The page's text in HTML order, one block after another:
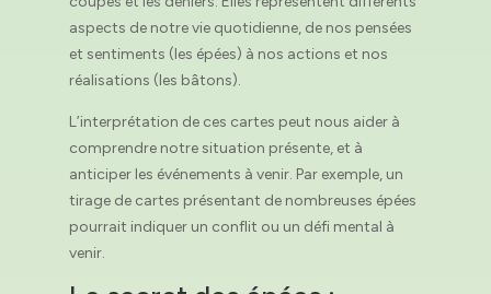
aspects de notre vie quotidienne, de nos pensées
et sentiments (les épées) à nos actions et nos
réalisations (les bâtons).
L’interprétation de ces cartes peut nous aider à
comprendre notre situation présente, et à
anticiper les événements à venir. Par exemple, un
tirage de cartes présentant de nombreuses épées
pourrait indiquer un conflit ou un défi mental à
venir.